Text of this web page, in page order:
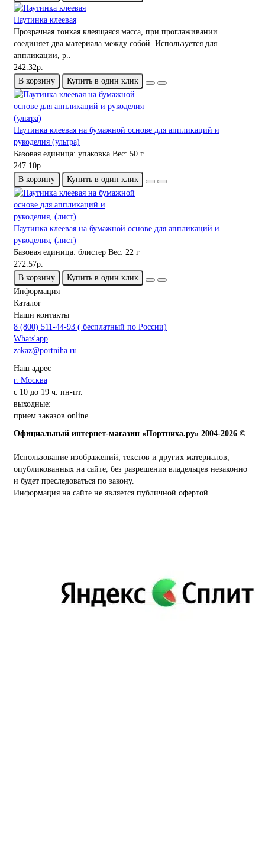
Паутинка клеевая
Прозрачная тонкая клеящаяся масса, при проглаживании
соединяет два материала между собой. Используется для
аппликации, р..
242.32р.
В корзину
Купить в один клик
Паутинка клеевая на бумажной основе для аппликаций и
рукоделия (ультра)
Базовая единица: упаковка Вес: 50 г
247.10р.
В корзину
Купить в один клик
Паутинка клеевая на бумажной основе для аппликаций и
рукоделия, (лист)
Базовая единица: блистер Вес: 22 г
272.57р.
В корзину
Купить в один клик
Информация
Каталог
Наши контакты
8 (800) 511-44-93 ( бесплатный по России)
Whats'app
zakaz@portniha.ru
Наш адрес
г. Москва
с 10 до 19 ч. пн-пт.
выходные:
прием заказов online
Официальный интернет-магазин «Портниха.ру» 2004-2026 ©
Использование изображений, текстов и других материалов,
опубликованных на сайте, без разрешения владельцев незаконно
и будет преследоваться по закону.
Информация на сайте не является публичной офертой.